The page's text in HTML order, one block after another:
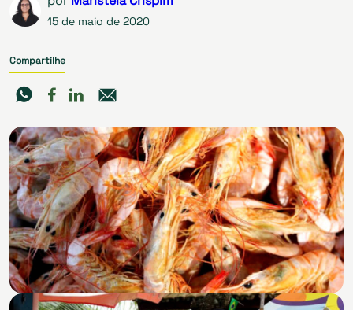
15 de maio de 2020
Compartilhe